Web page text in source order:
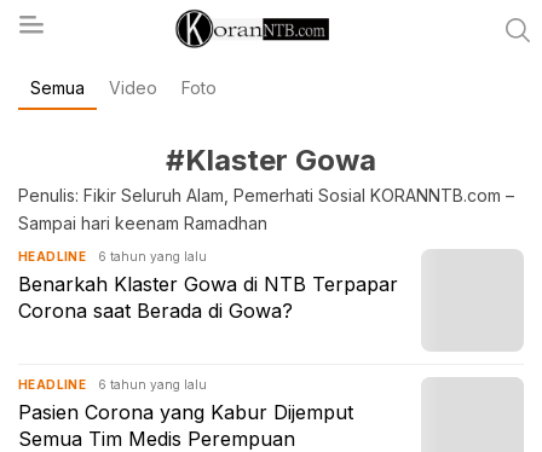
koranntb.com
Semua Video Foto
#Klaster Gowa
Penulis: Fikir Seluruh Alam, Pemerhati Sosial KORANNTB.com –
Sampai hari keenam Ramadhan
HEADLINE 6 tahun yang lalu
Benarkah Klaster Gowa di NTB Terpapar
Corona saat Berada di Gowa?
HEADLINE 6 tahun yang lalu
Pasien Corona yang Kabur Dijemput
Semua Tim Medis Perempuan